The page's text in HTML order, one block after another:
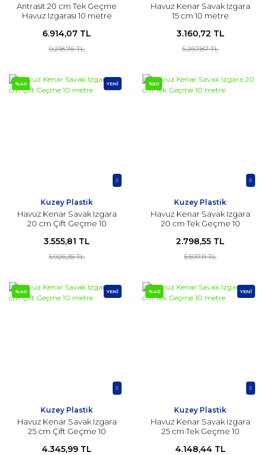
Antrasit 20 cm Tek Geçme
Havuz Izgarası 10 metre
6.914,07 TL
9.218,76 TL
Havuz Kenar Savak Izgara
15 cm 10 metre
3.160,72 TL
5.267,87 TL
%40 YENİ
Kuzey Plastik
Havuz Kenar Savak Izgara
20 cm Çift Geçme 10
3.555,81 TL
5.926,35 TL
%50
Kuzey Plastik
Havuz Kenar Savak Izgara
20 cm Tek Geçme 10
2.798,55 TL
5.597,11 TL
%40 YENİ
Kuzey Plastik
Havuz Kenar Savak Izgara
25 cm Çift Geçme 10
4.345,99 TL
%40 YENİ
Kuzey Plastik
Havuz Kenar Savak Izgara
25 cm Tek Geçme 10
4.148,44 TL